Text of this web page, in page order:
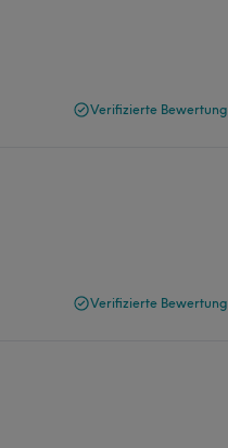
Verifizierte Bewertung
Verifizierte Bewertung